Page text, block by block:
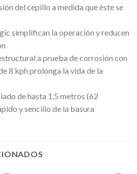
del cepillo a medida que éste se
simplifican la operación y reducen
a prueba de corrosión con
8 kph prolonga la vida de la
de hasta 1.5 metros (62
y sencillo de la basura